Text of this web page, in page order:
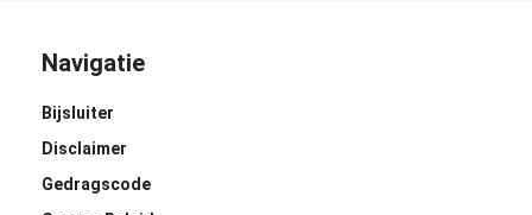
Navigatie
Bijsluiter
Disclaimer
Gedragscode